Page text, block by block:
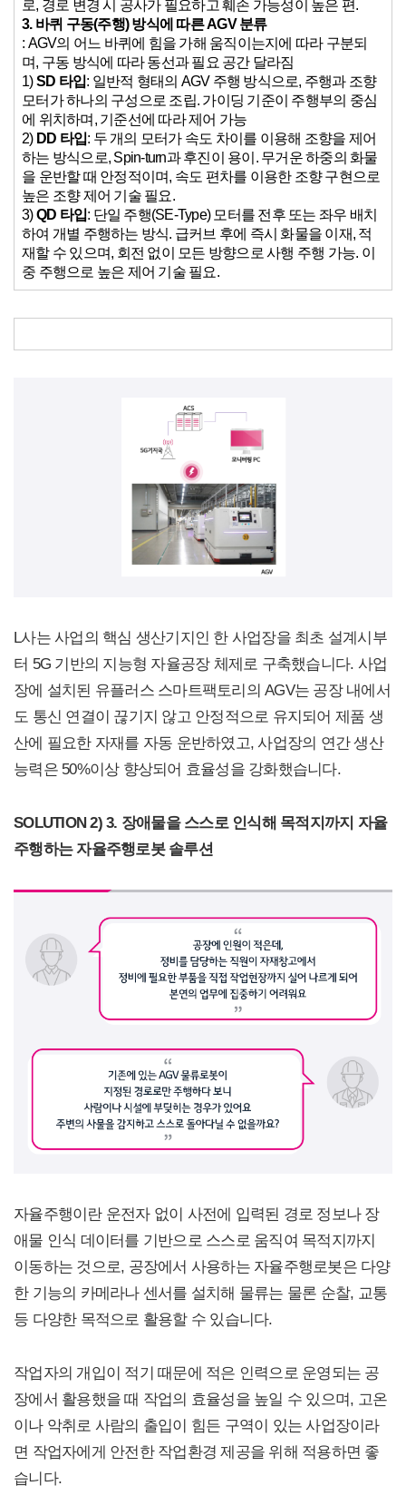
로, 경로 변경 시 공사가 필요하고 훼손 가능성이 높은 편.
3. 바퀴 구동(주행) 방식에 따른 AGV 분류
: AGV의 어느 바퀴에 힘을 가해 움직이는지에 따라 구분되
며, 구동 방식에 따라 동선과 필요 공간 달라짐
1)SD 타입: 일반적 형태의 AGV 주행 방식으로, 주행과 조향
모터가 하나의 구성으로 조립. 가이딩 기준이 주행부의 중심
에 위치하며, 기준선에 따라 제어 가능
2) DD 타입: 두 개의 모터가 속도 차이를 이용해 조향을 제어
하는 방식으로, Spin-turn과 후진이 용이. 무거운 하중의 화물
을 운반할 때 안정적이며, 속도 편차를 이용한 조향 구현으로
높은 조향 제어 기술 필요.
3)QD 타입: 단일 주행(SE-Type) 모터를 전후 또는 좌우 배치
하여 개별 주행하는 방식. 급커브 후에 즉시 화물을 이재, 적
재할 수 있으며, 회전 없이 모든 방향으로 사행 주행 가능. 이
중 주행으로 높은 제어 기술 필요.
L사는 사업의 핵심 생산기지인 한 사업장을 최초 설계시부
터 5G 기반의 지능형 자율공장 체제로 구축했습니다. 사업
장에 설치된 유플러스 스마트팩토리의 AGV는 공장 내에서
도 통신 연결이 끊기지 않고 안정적으로 유지되어 제품 생
산에 필요한 자재를 자동 운반하였고, 사업장의 연간 생산
능력은 50%이상 향상되어 효율성을 강화했습니다.
SOLUTION 2) 3. 장애물을 스스로 인식해 목적지까지 자율
주행하는 자율주행로봇 솔루션
자율주행이란 운전자 없이 사전에 입력된 경로 정보나 장
애물 인식 데이터를 기반으로 스스로 움직여 목적지까지
이동하는 것으로, 공장에서 사용하는 자율주행로봇은 다양
한 기능의 카메라나 센서를 설치해 물류는 물론 순찰, 교통
등 다양한 목적으로 활용할 수 있습니다.
작업자의 개입이 적기 때문에 적은 인력으로 운영되는 공
장에서 활용했을 때 작업의 효율성을 높일 수 있으며, 고온
이나 악취로 사람의 출입이 힘든 구역이 있는 사업장이라
면 작업자에게 안전한 작업환경 제공을 위해 적용하면 좋
습니다.